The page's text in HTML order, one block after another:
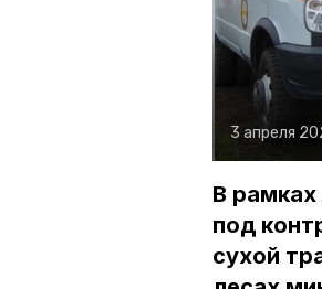
3 апреля
В
под
сухой